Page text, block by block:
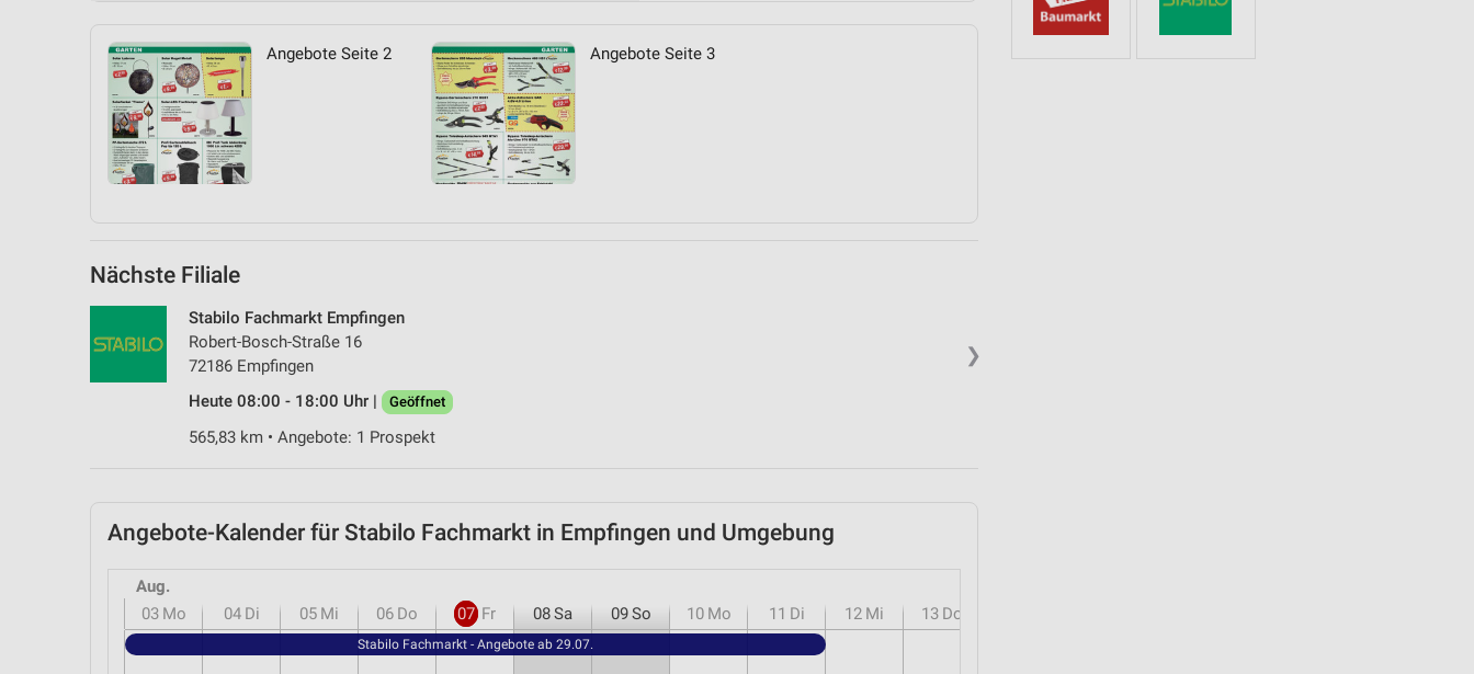
Angebote Seite 2 Angebote Seite 3
Nächste Filiale
❯
Stabilo Fachmarkt Empfingen
Robert-Bosch-Straße 16
72186 Empfingen
Heute 08:00 - 18:00 Uhr |
Geöffnet
565,83 km • Angebote: 1 Prospekt
Angebote-Kalender für Stabilo Fachmarkt in Empfingen und Umgebung
Aug.
03 Mo 04 Di 05 Mi 06 Do 07 Fr 08Sa 09So 10 Mo 11 Di 12 Mi 13 Do
Stabilo Fachmarkt - Angebote ab 29.07.